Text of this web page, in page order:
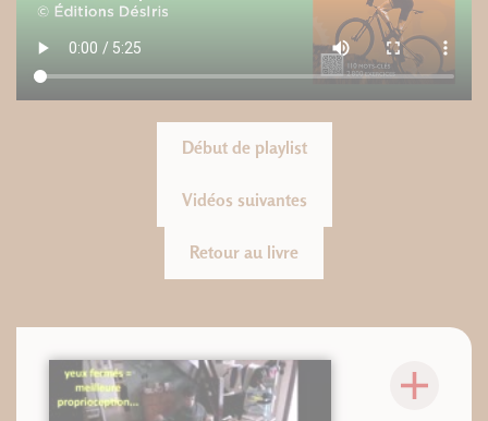
Début de playlist
Vidéos suivantes
Retour au livre